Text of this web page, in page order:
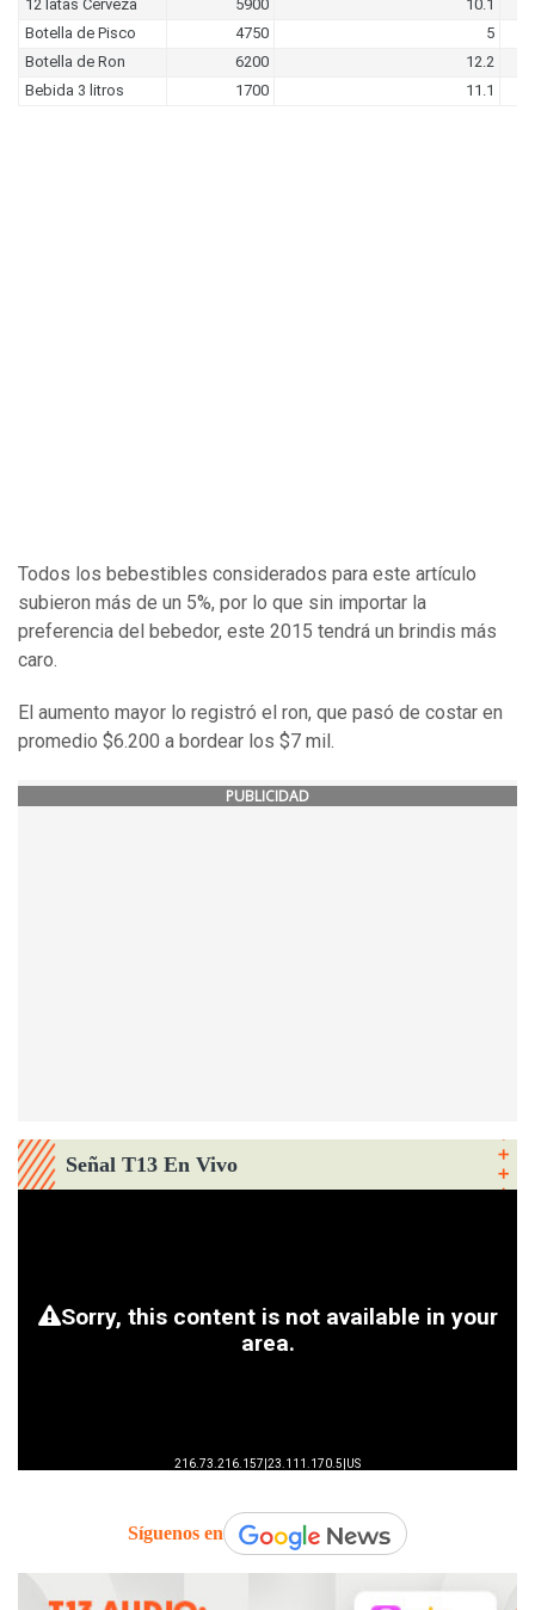
Todos los bebestibles considerados para este artículo
subieron más de un 5%, por lo que sin importar la
preferencia del bebedor, este 2015 tendrá un brindis más
caro.
El aumento mayor lo registró el ron, que pasó de costar en
promedio $6.200 a bordear los $7 mil.
PUBLICIDAD
Señal T13 En Vivo
Síguenos en